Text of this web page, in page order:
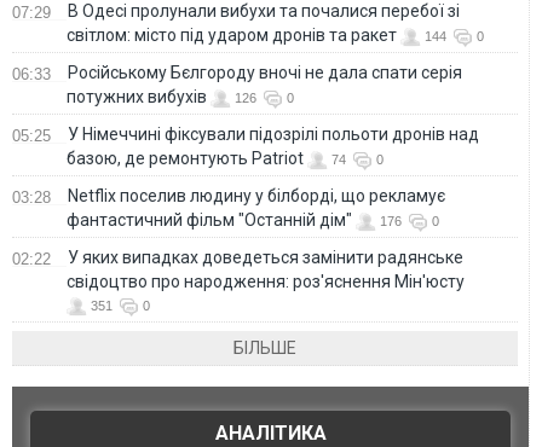
07:29
В Одесі пролунали вибухи та почалися перебої зі
світлом: місто під ударом дронів та ракет
144 0
06:33
Російському Бєлгороду вночі не дала спати серія
потужних вибухів
126 0
05:25
У Німеччині фіксували підозрілі польоти дронів над
базою, де ремонтують Patriot
74 0
03:28
Netflix поселив людину у білборді, що рекламує
фантастичний фільм "Останній дім"
176 0
02:22
У яких випадках доведеться замінити радянське
свідоцтво про народження: роз'яснення Мін'юсту
351 0
БІЛЬШЕ
АНАЛІТИКА